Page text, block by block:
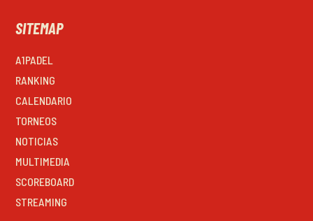
SITEMAP
A1PADEL
RANKING
CALENDARIO
TORNEOS
NOTICIAS
MULTIMEDIA
SCOREBOARD
STREAMING